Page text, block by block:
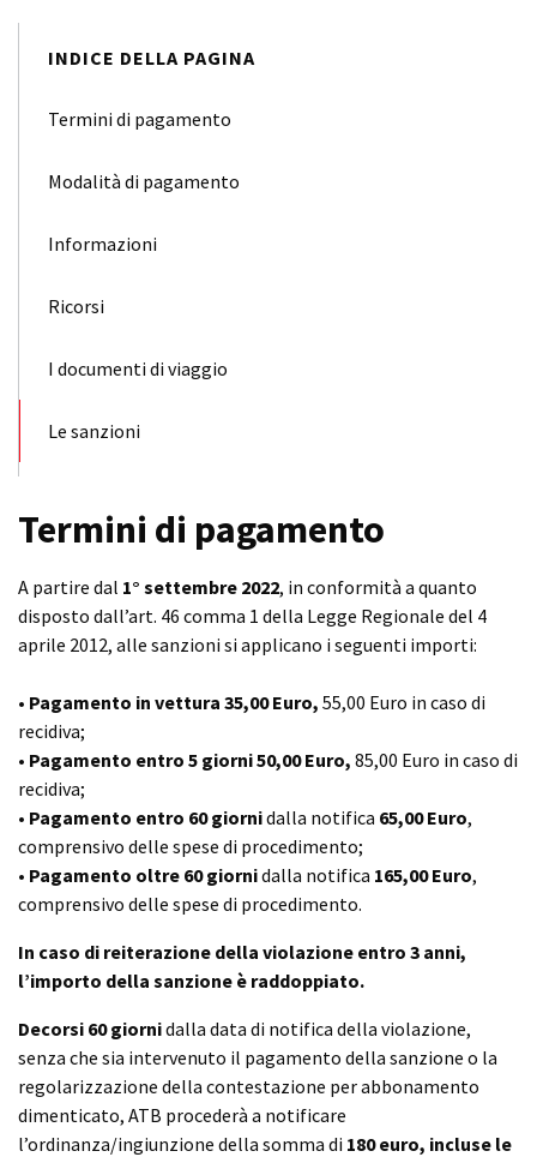
INDICE DELLA PAGINA
Termini di pagamento
Modalità di pagamento
Informazioni
Ricorsi
I documenti di viaggio
Le sanzioni
Termini di pagamento
A partire dal 1° settembre 2022, in conformità a quanto
disposto dall’art. 46 comma 1 della Legge Regionale del 4
aprile 2012, alle sanzioni si applicano i seguenti importi:
• Pagamento in vettura 35,00 Euro, 55,00 Euro in caso di
recidiva;
• Pagamento entro 5 giorni 50,00 Euro, 85,00 Euro in caso di
recidiva;
• Pagamento entro 60 giornidalla notifica 65,00 Euro,
comprensivo delle spese di procedimento;
• Pagamento oltre 60 giornidalla notifica 165,00 Euro,
comprensivo delle spese di procedimento.
In caso di reiterazione della violazione entro 3 anni,
l’importo della sanzione è raddoppiato.
Decorsi 60 giornidalla data di notifica della violazione,
senza che sia intervenuto il pagamento della sanzione o la
regolarizzazione della contestazione per abbonamento
dimenticato, ATB procederà a notificare
l’ordinanza/ingiunzione della somma di 180 euro, incluse le